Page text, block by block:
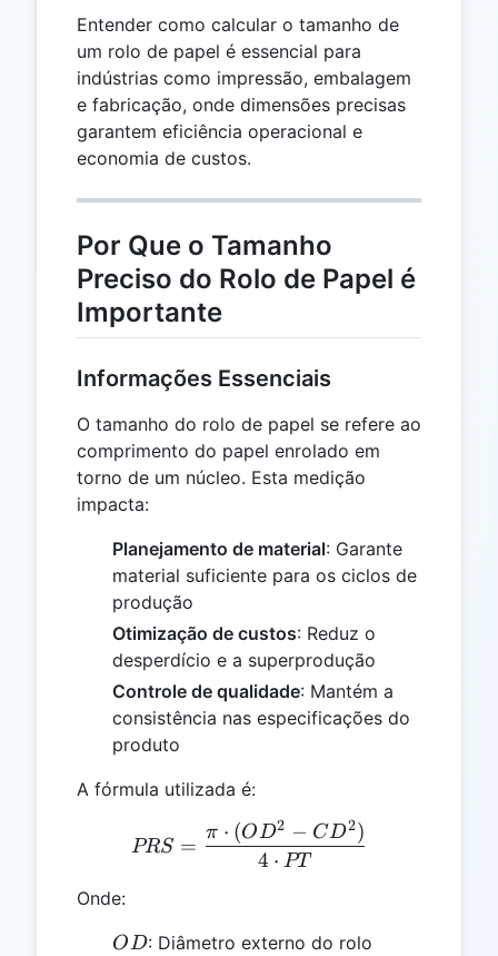
Entender como calcular o tamanho de
um rolo de papel é essencial para
indústrias como impressão, embalagem
e fabricação, onde dimensões precisas
garantem eficiência operacional e
economia de custos.
Por Que o Tamanho
Preciso do Rolo de Papel é
Importante
Informações Essenciais
O tamanho do rolo de papel se refere ao
comprimento do papel enrolado em
torno de um núcleo. Esta medição
impacta:
Planejamento de material: Garante
material suficiente para os ciclos de
produção
Otimização de custos: Reduz o
desperdício e a superprodução
Controle de qualidade: Mantém a
consistência nas especificações do
produto
A fórmula utilizada é:
PRS = \frac{\pi \cdot
PRS =
4 ⋅ PT
π ⋅ (OD2 − CD2)
Onde:
OD
OD: Diâmetro externo do rolo